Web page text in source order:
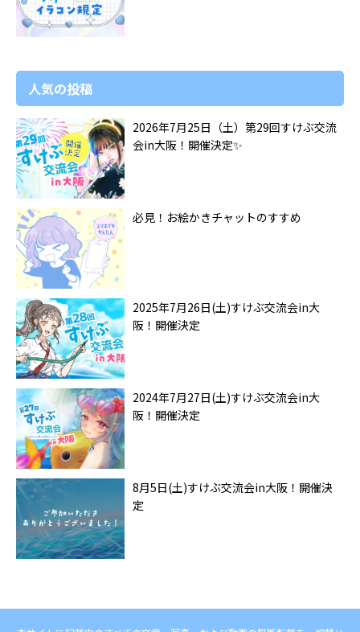
人気の投稿
2026年7月25日（土）第29回すけぶ交流
会in大阪！開催決定✨️
必見！お絵かきチャットのすすめ
2025年7月26日(土)すけぶ交流会in大
阪！開催決定
2024年7月27日(土)すけぶ交流会in大
阪！開催決定
8月5日(土)すけぶ交流会in大阪！開催決
定